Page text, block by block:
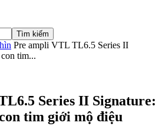
Pre ampli VTL TL6.5 Series II
tim...
Series II Signature:
tim giới mộ điệu